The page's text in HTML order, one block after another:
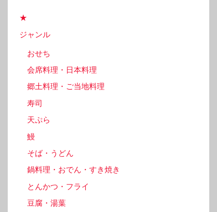
★
ジャンル
おせち
会席料理・日本料理
郷土料理・ご当地料理
寿司
天ぷら
鰻
そば・うどん
鍋料理・おでん・すき焼き
とんかつ・フライ
豆腐・湯葉